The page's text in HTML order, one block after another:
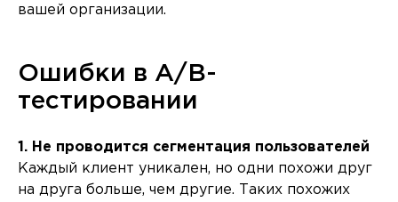
вашей организации.
Ошибки в A/B-
тестировании
1. Не проводится сегментация пользователей
Каждый клиент уникален, но одни похожи друг
на друга больше, чем другие. Таких похожих